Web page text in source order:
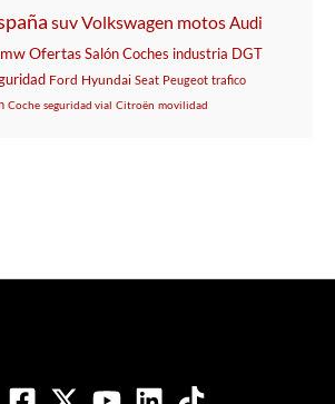
suvVolkswagen motos Audi
OfertasSalónCoches industria DGT
Ford Hyundai Seat Peugeot trafico
Coche seguridad vial Citroën movilidad